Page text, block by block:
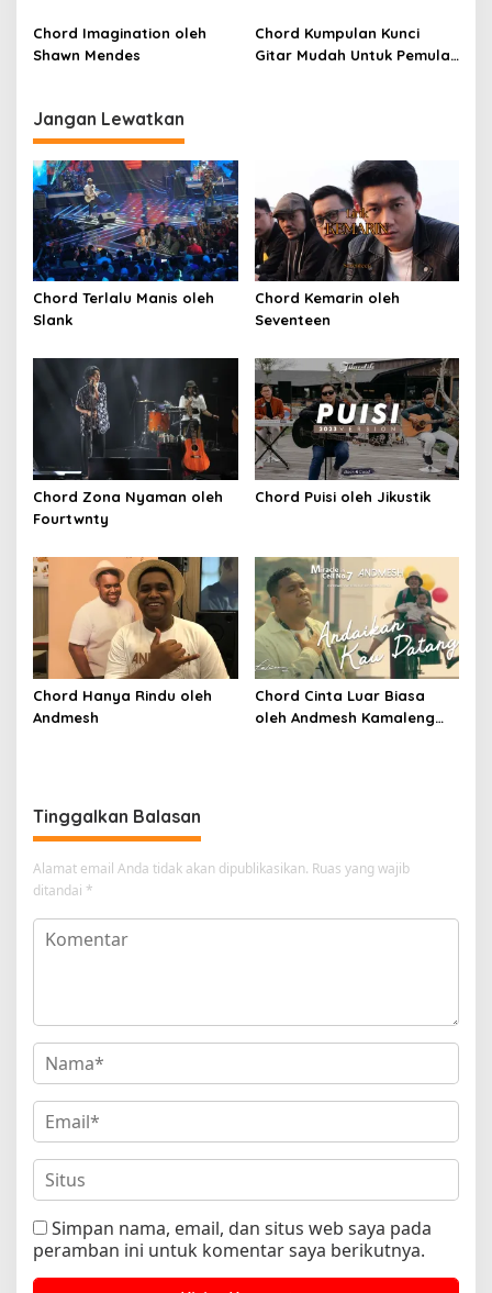
SKA)
Chord Imagination oleh
Shawn Mendes
Chord Kumpulan Kunci
Gitar Mudah Untuk Pemula
Jangan Lewatkan
Chord Terlalu Manis oleh
Slank
Chord Kemarin oleh
Seventeen
Chord Zona Nyaman oleh
Fourtwnty
Chord Puisi oleh Jikustik
Chord Hanya Rindu oleh
Andmesh
Chord Cinta Luar Biasa
oleh Andmesh Kamaleng
Tinggalkan Balasan
Alamat email Anda tidak akan dipublikasikan. Ruas yang wajib
ditandai *
Simpan nama, email, dan situs web saya pada
peramban ini untuk komentar saya berikutnya.